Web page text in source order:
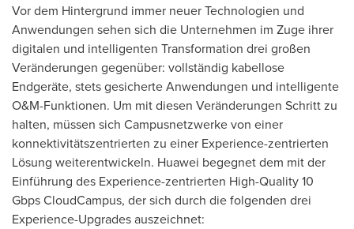
Vor dem Hintergrund immer neuer Technologien und
Anwendungen sehen sich die Unternehmen im Zuge ihrer
digitalen und intelligenten Transformation drei großen
Veränderungen gegenüber: vollständig kabellose
Endgeräte, stets gesicherte Anwendungen und intelligente
O&M-Funktionen. Um mit diesen Veränderungen Schritt zu
halten, müssen sich Campusnetzwerke von einer
konnektivitätszentrierten zu einer Experience-zentrierten
Lösung weiterentwickeln. Huawei begegnet dem mit der
Einführung des Experience-zentrierten High-Quality 10
Gbps CloudCampus, der sich durch die folgenden drei
Experience-Upgrades auszeichnet: